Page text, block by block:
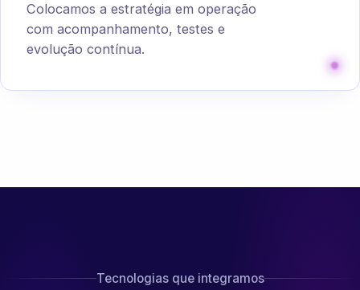
Colocamos a estratégia em operação
com acompanhamento, testes e
evolução contínua.
Tecnologias que integramos